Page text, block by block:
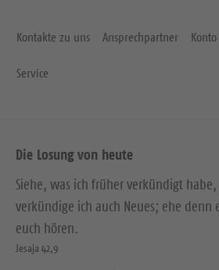
Kontakte zu uns Ansprechpartner Konto
Service
Die Losung von heute
Siehe, was ich früher verkündigt
verkündige ich auch Neues; ehe denn
euch hören.
Jesaja 42,9